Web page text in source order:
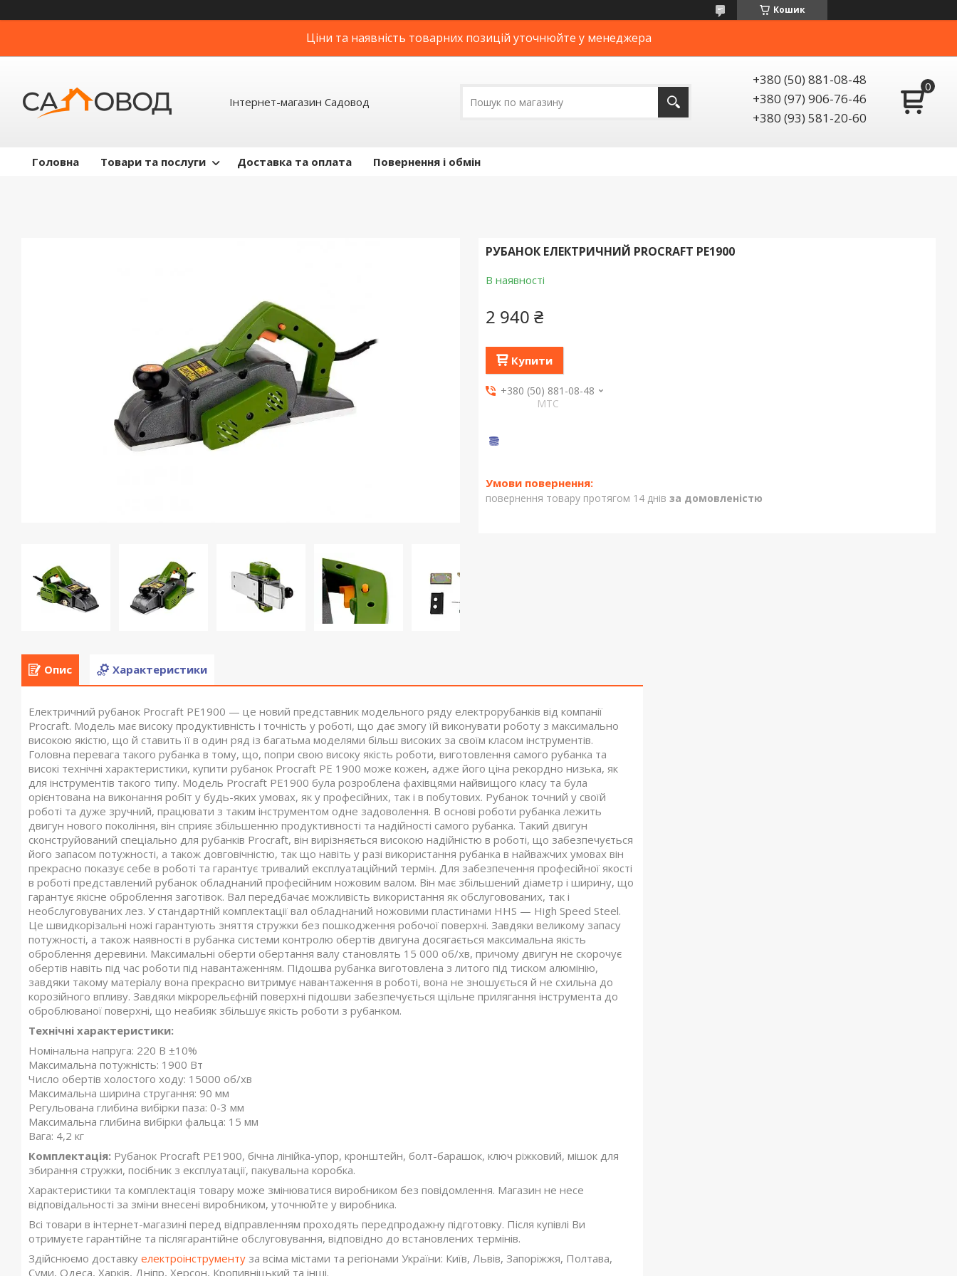
Кошик
Ціни та наявність товарних позицій уточнюйте у менеджера
Інтернет-магазин Садовод
+380 (50) 881-08-48
+380 (97) 906-76-46
+380 (93) 581-20-60
Головна Товари та послуги Доставка та оплата Повернення і обмін
РУБАНОК ЕЛЕКТРИЧНИЙ PROCRAFT PE1900
В наявності
2 940 ₴
Купити
+380 (50) 881-08-48
МТС
повернення товару протягом 14 днів за домовленістю
Опис Характеристики
Електричний рубанок Procraft PE1900 — це новий представник модельного ряду електрорубанків від компанії
Procraft. Модель має високу продуктивність і точність у роботі, що дає змогу їй виконувати роботу з максимально
високою якістю, що й ставить її в один ряд із багатьма моделями більш високих за своїм класом інструментів.
Головна перевага такого рубанка в тому, що, попри свою високу якість роботи, виготовлення самого рубанка та
високі технічні характеристики, купити рубанок Procraft PE 1900 може кожен, адже його ціна рекордно низька, як
для інструментів такого типу. Модель Procraft PE1900 була розроблена фахівцями найвищого класу та була
орієнтована на виконання робіт у будь-яких умовах, як у професійних, так і в побутових. Рубанок точний у своїй
роботі та дуже зручний, працювати з таким інструментом одне задоволення. В основі роботи рубанка лежить
двигун нового покоління, він сприяє збільшенню продуктивності та надійності самого рубанка. Такий двигун
сконструйований спеціально для рубанків Procraft, він вирізняється високою надійністю в роботі, що забезпечується
його запасом потужності, а також довговічністю, так що навіть у разі використання рубанка в найважчих умовах він
прекрасно показує себе в роботі та гарантує тривалий експлуатаційний термін. Для забезпечення професійної якості
в роботі представлений рубанок обладнаний професійним ножовим валом. Він має збільшений діаметр і ширину, що
гарантує якісне оброблення заготівок. Вал передбачає можливість використання як обслуговованих, так і
необслуговуваних лез. У стандартній комплектації вал обладнаний ножовими пластинами HHS — High Speed Steel.
Це швидкорізальні ножі гарантують зняття стружки без пошкодження робочої поверхні. Завдяки великому запасу
потужності, а також наявності в рубанка системи контролю обертів двигуна досягається максимальна якість
оброблення деревини. Максимальні оберти обертання валу становлять 15 000 об/хв, причому двигун не скорочує
обертів навіть під час роботи під навантаженням. Підошва рубанка виготовлена з литого під тиском алюмінію,
завдяки такому матеріалу вона прекрасно витримує навантаження в роботі, вона не зношується й не схильна до
корозійного впливу. Завдяки мікрорельєфній поверхні підошви забезпечується щільне прилягання інструмента до
оброблюваної поверхні, що неабияк збільшує якість роботи з рубанком.
Технічні характеристики:
Номінальна напруга: 220 В ±10%
Максимальна потужність: 1900 Вт
Число обертів холостого ходу: 15000 об/хв
Максимальна ширина стругання: 90 мм
Регульована глибина вибірки паза: 0-3 мм
Максимальна глибина вибірки фальца: 15 мм
Вага: 4,2 кг
Комплектація: Рубанок Procraft PE1900, бічна лінійка-упор, кронштейн, болт-барашок, ключ ріжковий, мішок для
збирання стружки, посібник з експлуатації, пакувальна коробка.
Характеристики та комплектація товару може змінюватися виробником без повідомлення. Магазин не несе
відповідальності за зміни внесені виробником, уточнюйте у виробника.
Всі товари в інтернет-магазині перед відправленням проходять передпродажну підготовку. Після купівлі Ви
отримуєте гарантійне та післягарантійне обслуговування, відповідно до встановлених термінів.
Здійснюємо доставку електроінструменту за всіма містами та регіонами України: Київ, Львів, Запоріжжя, Полтава,
Суми, Одеса, Харків, Дніпр, Херсон, Кропивніцький та інші.